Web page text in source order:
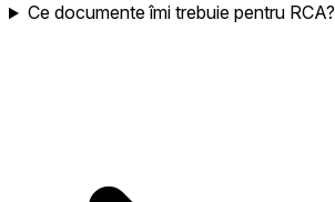
Ce documente îmi trebuie pentru RCA?